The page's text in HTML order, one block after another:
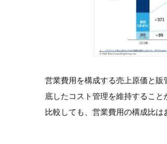
営業費用を構成する売上原価と
底したコスト管理を維持するこ
比較しても、営業費用の構成比は